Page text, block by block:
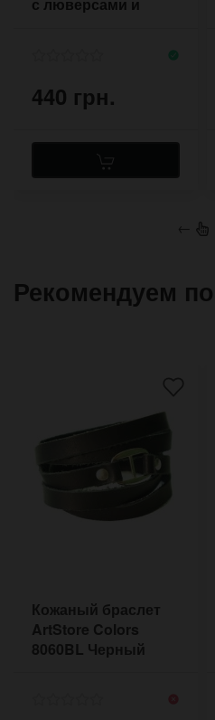
с люверсами и
440 грн.
←
Рекомендуем
Кожаный браслет
ArtStore Colors
8060BL Черный